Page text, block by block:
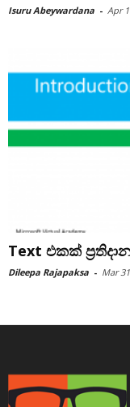
Isuru Abeywardana - Apr
Text එකක්
Dileepa Rajapaksa - Mar